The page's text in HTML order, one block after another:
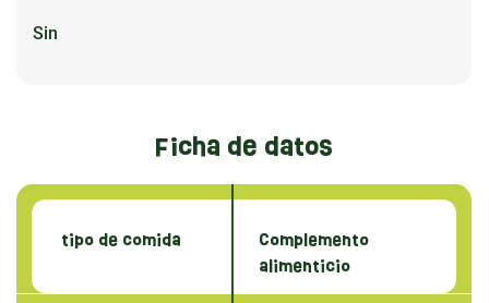
Sin
Ficha de datos
tipo de comida
Complemento
alimenticio